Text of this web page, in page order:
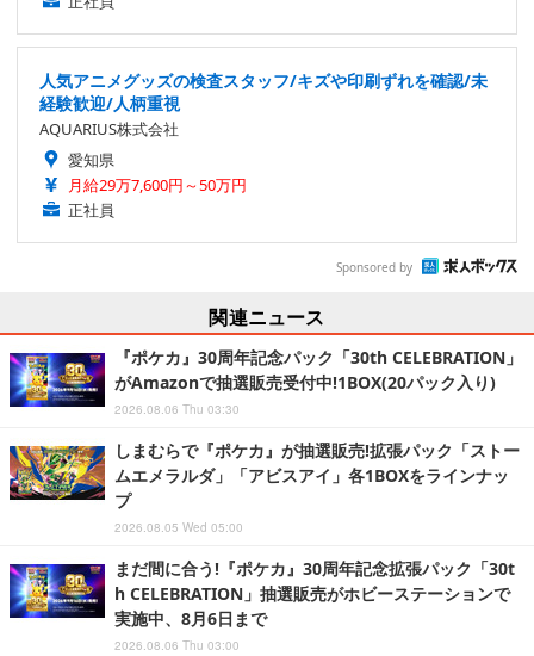
人気アニメグッズの検査スタッフ/キズや印刷ずれを確認/未
経験歓迎/人柄重視
AQUARIUS株式会社
愛知県
月給29万7,600円～50万円
正社員
Sponsored by
関連ニュース
『ポケカ』30周年記念パック「30th CELEBRATION」
がAmazonで抽選販売受付中!1BOX(20パック入り)
2026.08.06 Thu 03:30
しまむらで『ポケカ』が抽選販売!拡張パック「ストー
ムエメラルダ」「アビスアイ」各1BOXをラインナッ
プ
2026.08.05 Wed 05:00
まだ間に合う!『ポケカ』30周年記念拡張パック「30t
h CELEBRATION」抽選販売がホビーステーションで
実施中、8月6日まで
2026.08.06 Thu 03:00